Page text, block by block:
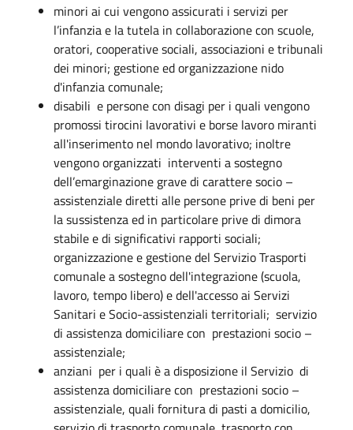
minori ai cui vengono assicurati i servizi per
l’infanzia e la tutela in collaborazione con scuole,
oratori, cooperative sociali, associazioni e tribunali
dei minori; gestione ed organizzazione nido
d'infanzia comunale;
disabili e persone con disagi per i quali vengono
promossi tirocini lavorativi e borse lavoro miranti
all'inserimento nel mondo lavorativo; inoltre
vengono organizzati interventi a sostegno
dell’emarginazione grave di carattere socio –
assistenziale diretti alle persone prive di beni per
la sussistenza ed in particolare prive di dimora
stabile e di significativi rapporti sociali;
organizzazione e gestione del Servizio Trasporti
comunale a sostegno dell'integrazione (scuola,
lavoro, tempo libero) e dell'accesso ai Servizi
Sanitari e Socio-assistenziali territoriali; servizio
di assistenza domiciliare con prestazioni socio –
assistenziale;
anziani per i quali è a disposizione il Servizio di
assistenza domiciliare con prestazioni socio –
assistenziale, quali fornitura di pasti a domicilio,